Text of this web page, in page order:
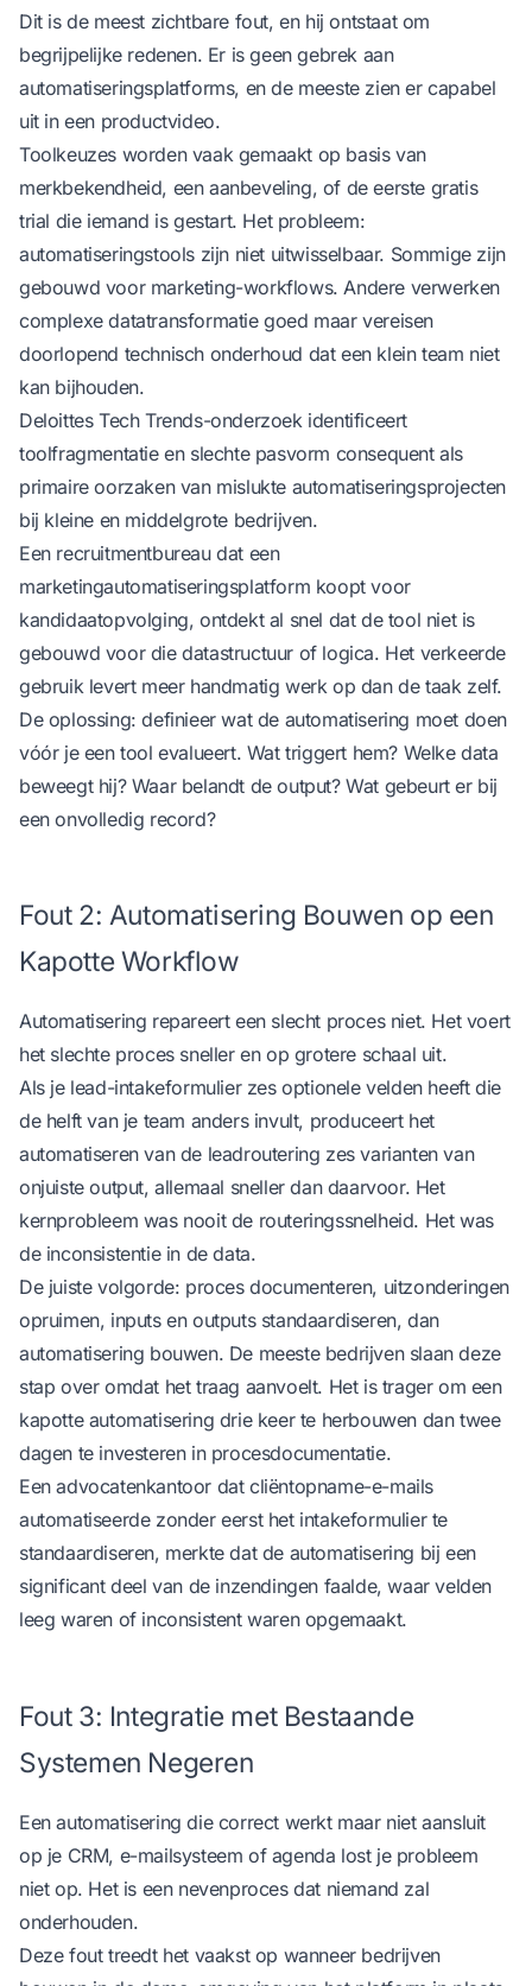
Dit is de meest zichtbare fout, en hij ontstaat om
begrijpelijke redenen. Er is geen gebrek aan
automatiseringsplatforms, en de meeste zien er capabel
uit in een productvideo.
Toolkeuzes worden vaak gemaakt op basis van
merkbekendheid, een aanbeveling, of de eerste gratis
trial die iemand is gestart. Het probleem:
automatiseringstools zijn niet uitwisselbaar. Sommige zijn
gebouwd voor marketing-workflows. Andere verwerken
complexe datatransformatie goed maar vereisen
doorlopend technisch onderhoud dat een klein team niet
kan bijhouden.
Deloittes Tech Trends-onderzoek identificeert
toolfragmentatie en slechte pasvorm consequent als
primaire oorzaken van mislukte automatiseringsprojecten
bij kleine en middelgrote bedrijven.
Een recruitmentbureau dat een
marketingautomatiseringsplatform koopt voor
kandidaatopvolging, ontdekt al snel dat de tool niet is
gebouwd voor die datastructuur of logica. Het verkeerde
gebruik levert meer handmatig werk op dan de taak zelf.
De oplossing: definieer wat de automatisering moet doen
vóór je een tool evalueert. Wat triggert hem? Welke data
beweegt hij? Waar belandt de output? Wat gebeurt er bij
een onvolledig record?
Fout 2: Automatisering Bouwen op een
Kapotte Workflow
Automatisering repareert een slecht proces niet. Het voert
het slechte proces sneller en op grotere schaal uit.
Als je lead-intakeformulier zes optionele velden heeft die
de helft van je team anders invult, produceert het
automatiseren van de leadroutering zes varianten van
onjuiste output, allemaal sneller dan daarvoor. Het
kernprobleem was nooit de routeringssnelheid. Het was
de inconsistentie in de data.
De juiste volgorde: proces documenteren, uitzonderingen
opruimen, inputs en outputs standaardiseren, dan
automatisering bouwen. De meeste bedrijven slaan deze
stap over omdat het traag aanvoelt. Het is trager om een
kapotte automatisering drie keer te herbouwen dan twee
dagen te investeren in procesdocumentatie.
Een advocatenkantoor dat cliëntopname-e-mails
automatiseerde zonder eerst het intakeformulier te
standaardiseren, merkte dat de automatisering bij een
significant deel van de inzendingen faalde, waar velden
leeg waren of inconsistent waren opgemaakt.
Fout 3: Integratie met Bestaande
Systemen Negeren
Een automatisering die correct werkt maar niet aansluit
op je CRM, e-mailsysteem of agenda lost je probleem
niet op. Het is een nevenproces dat niemand zal
onderhouden.
Deze fout treedt het vaakst op wanneer bedrijven